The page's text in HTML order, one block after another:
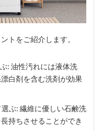
トをご紹介します。
: 油性汚れには液体洗
白剤を含む洗剤が効果
ぶ: 繊維に優しい石鹸洗
持ちさせることができ